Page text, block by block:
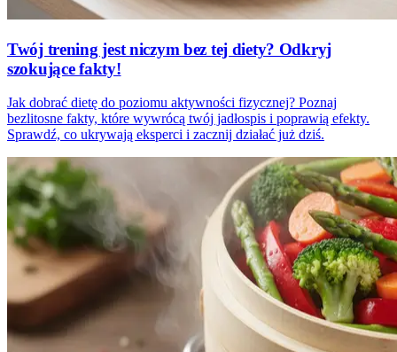
Twój trening jest niczym bez tej diety? Odkryj
szokujące fakty!
Jak dobrać dietę do poziomu aktywności fizycznej? Poznaj
bezlitosne fakty, które wywrócą twój jadłospis i poprawią efekty.
Sprawdź, co ukrywają eksperci i zacznij działać już dziś.